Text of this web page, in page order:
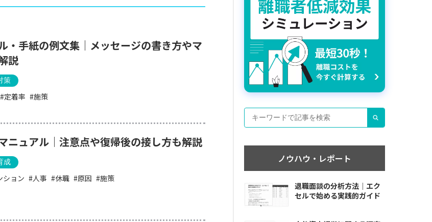
・手紙の例文集｜メッセージの書き方やマ
説
策
定着率 施策
ニュアル｜注意点や復帰後の接し方も解説
成
ション 人事 休職 原因 施策
ノウハウ・レポート
退職面談の分析方法｜エク
セルで始める実践的ガイド